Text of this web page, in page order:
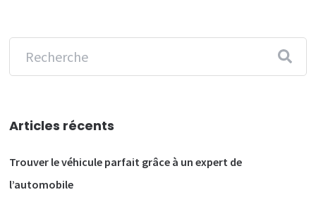
Articles récents
Trouver le véhicule parfait grâce à un expert de
l’automobile